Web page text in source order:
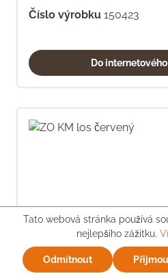
Číslo výrobku 150423
Do
Tato webová stránka používá
nejlepšího zážitku.
Odmítnout